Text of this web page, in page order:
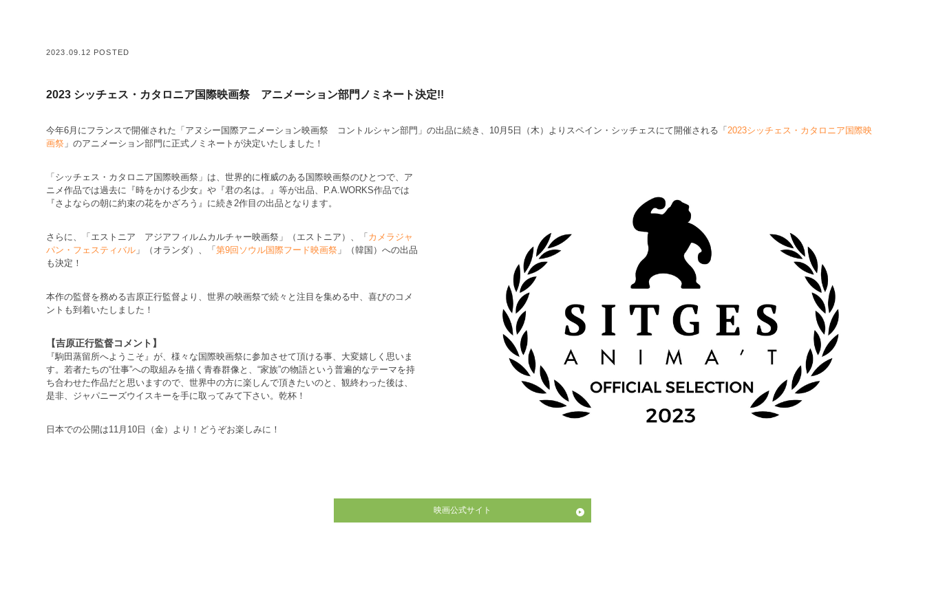
2023.09.12 POSTED
2023 シッチェス・カタロニア国際映画祭 アニメーション部門ノミネート決定!!
今年6月にフランスで開催された「アヌシー国際アニメーション映画祭 コントルシャン部門」の出品に続き、10月5日（木）よりスペイン・シッチェスにて開催される「2023シッチェス・カタロニア国際映
画祭 」のアニメーション部門に正式ノミネートが決定いたしました！
「シッチェス・カタロニア国際映画祭」は、世界的に権威のある国際映画祭のひとつで、ア
ニメ作品では過去に『時をかける少女』や『君の名は。』等が出品、P.A.WORKS作品では
『さよならの朝に約束の花をかざろう』に続き2作目の出品となります。
さらに、「エストニア アジアフィルムカルチャー映画祭」（エストニア）、「 カメラジャ
パン・フェスティバル 」（オランダ）、「第9回ソウル国際フード映画祭 」（韓国）への出品
も決定！
本作の監督を務める吉原正行監督より、世界の映画祭で続々と注目を集める中、喜びのコメ
ントも到着いたしました！
【吉原正行監督コメント】
『駒田蒸留所へようこそ』が、様々な国際映画祭に参加させて頂ける事、大変嬉しく思いま
す。若者たちの“仕事”への取組みを描く青春群像と、“家族”の物語という普遍的なテーマを持
ち合わせた作品だと思いますので、世界中の方に楽しんで頂きたいのと、観終わった後は、
是非、ジャパニーズウイスキーを手に取ってみて下さい。乾杯！
日本での公開は11月10日（金）より！どうぞお楽しみに！
映画公式サイト